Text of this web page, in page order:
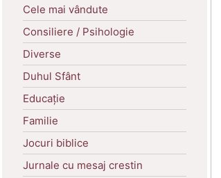
Cele mai vândute
Consiliere / Psihologie
Diverse
Duhul Sfânt
Educație
Familie
Jocuri biblice
Jurnale cu mesaj crestin